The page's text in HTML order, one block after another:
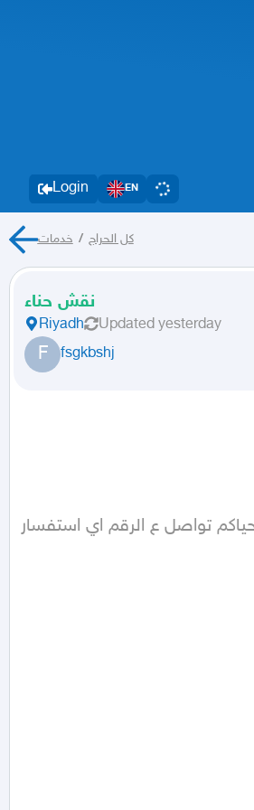
Login EN
كل الحراج / خدمات
نقش حناء
Riyadh Updated yesterday
F fsgkbshj
تواصل ع الرقم اي استفسار